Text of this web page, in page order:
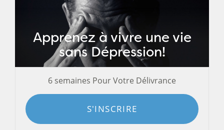
Apprenez à vivre une vie
sans Dépression!
6 semaines Pour Votre Délivrance
S'INSCRIRE